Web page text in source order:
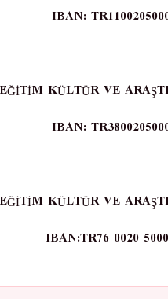
IBAN:
KÜLTÜR VE
IBAN:
KÜLTÜR VE
IBAN:TR76 0020